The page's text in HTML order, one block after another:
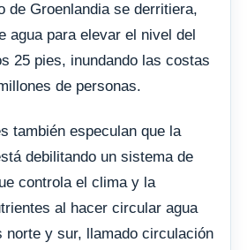
de Groenlandia se derritiera,
agua para elevar el nivel del
25 pies, inundando las costas
de personas.
también especulan que la
debilitando un sistema de
controla el clima y la
al hacer circular agua
norte y sur, llamado circulación